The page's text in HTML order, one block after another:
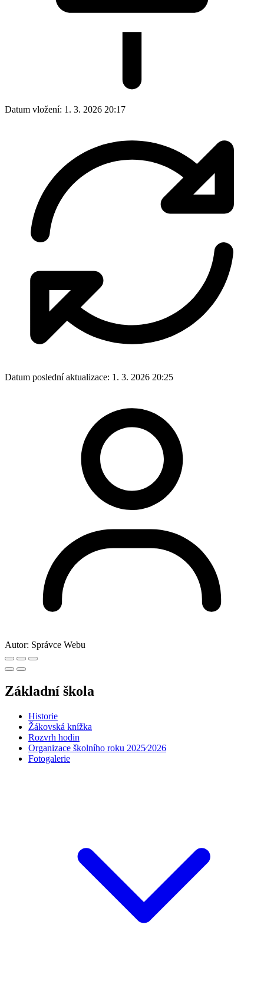
Datum vložení: 1. 3. 2026 20:17
Datum poslední aktualizace: 1. 3. 2026 20:25
Autor: Správce Webu
Základní škola
Historie
Žákovská knížka
Rozvrh hodin
Organizace školního roku 2025⁄2026
Fotogalerie